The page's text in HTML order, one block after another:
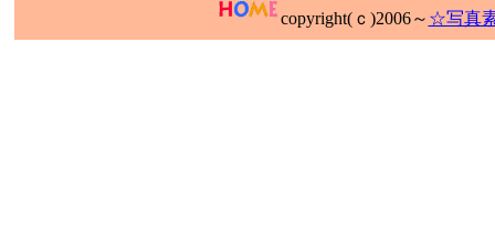
copyright(ｃ)2006～ ☆写真